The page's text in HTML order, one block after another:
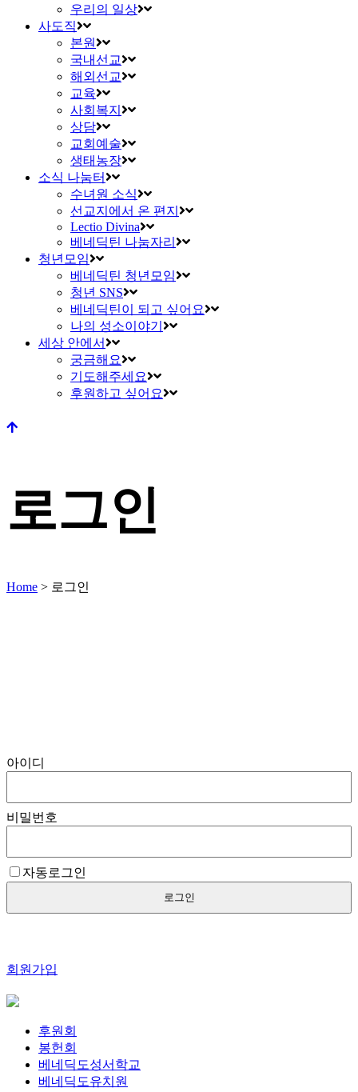
우리의 일상
사도직
본원
국내선교
해외선교
교육
사회복지
상담
교회예술
생태농장
소식 나눔터
수녀원 소식
선교지에서 온 편지
Lectio Divina
베네딕틴 나눔자리
청년모임
베네딕틴 청년모임
청년 SNS
베네딕틴이 되고 싶어요
나의 성소이야기
세상 안에서
궁금해요
기도해주세요
후원하고 싶어요
로그인
Home > 로그인
아이디
비밀번호
자동로그인
로그인
회원가입
후원회
봉헌회
베네딕도성서학교
베네딕도유치원